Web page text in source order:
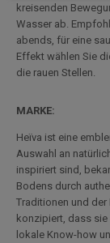
kreisenden
Wasser ab.
abends, für eine
Effekt wählen Sie
die rauen Stellen.
MARKE:
Heïva ist eine
Auswahl an
inspiriert sind,
Bodens durch
Traditionen und
konzipiert, dass
lokale Know-how